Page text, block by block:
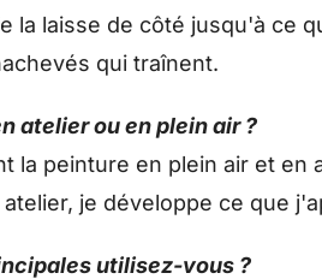
la laisse de côté jusqu'à ce
qui traînent.
atelier ou en plein air ?
la peinture en plein air et en
je développe ce que
utilisez-vous ?